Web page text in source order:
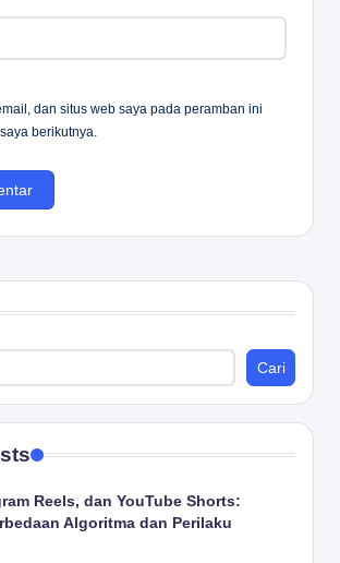
dan situs web saya pada peramban ini
berikutnya.
Cari
Reels, dan YouTube Shorts:
Algoritma dan Perilaku